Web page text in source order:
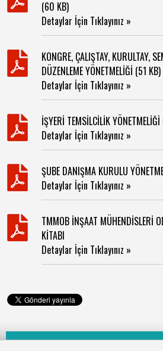
(60 KB)
Detaylar İçin Tıklayınız »
KONGRE, ÇALIŞTAY, KURULTAY,
DÜZENLEME YÖNETMELİĞİ (51 KB)
Detaylar İçin Tıklayınız »
İŞYERİ TEMSİLCİLİK
Detaylar İçin Tıklayınız »
ŞUBE DANIŞMA KURULU
Detaylar İçin Tıklayınız »
TMMOB İNŞAAT MÜHENDİSLERİ
KİTABI
Detaylar İçin Tıklayınız »